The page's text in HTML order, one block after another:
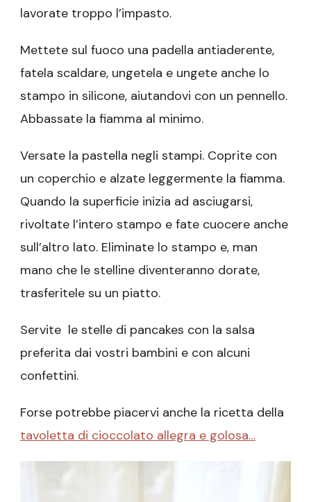
lavorate troppo l’impasto.
Mettete sul fuoco una padella antiaderente,
fatela scaldare, ungetela e ungete anche lo
stampo in silicone, aiutandovi con un pennello.
Abbassate la fiamma al minimo.
Versate la pastella negli stampi. Coprite con
un coperchio e alzate leggermente la fiamma.
Quando la superficie inizia ad asciugarsi,
rivoltate l’intero stampo e fate cuocere anche
sull’altro lato. Eliminate lo stampo e, man
mano che le stelline diventeranno dorate,
trasferitele su un piatto.
Servite le stelle di pancakes con la salsa
preferita dai vostri bambini e con alcuni
confettini.
Forse potrebbe piacervi anche la ricetta della
tavoletta di cioccolato allegra e golosa…